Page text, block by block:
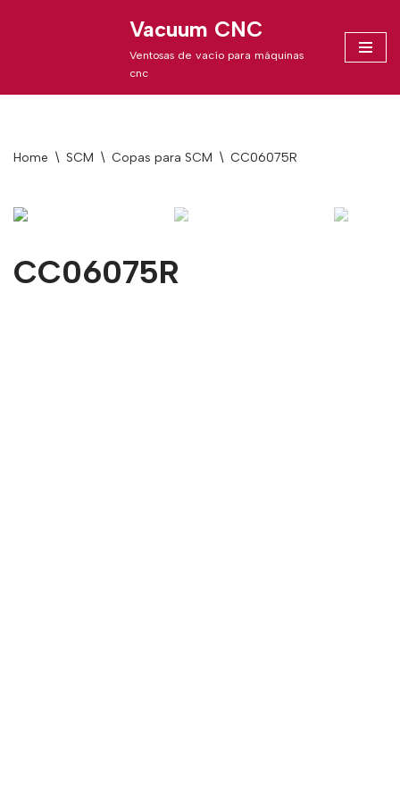
content
Vacuum CNC
Ventosas de vacío para máquinas
cnc
Home \ SCM \ Copas para SCM \ CC06075R
CC06075R